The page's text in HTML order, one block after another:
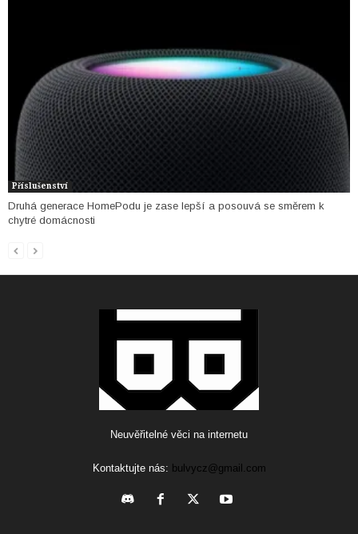
Příslušenství
Druhá generace HomePodu je zase lepší a posouvá se směrem k
chytré domácnosti
Neuvěřitelné věci na internetu
Kontaktujte nás: bulvycz@gmail.com